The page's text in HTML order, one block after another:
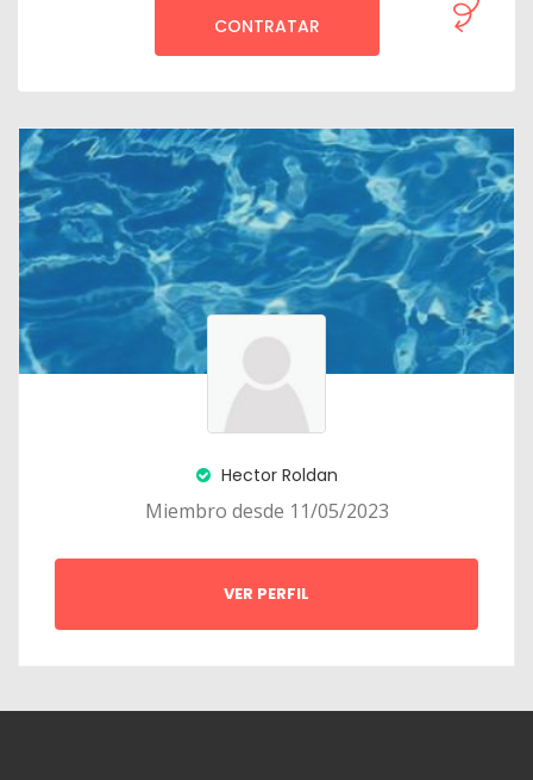
CONTRATAR
Hector Roldan
Miembro desde 11/05/2023
VER PERFIL